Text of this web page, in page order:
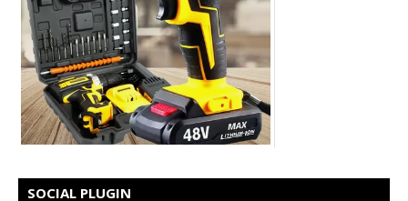
SOCIAL PLUGIN